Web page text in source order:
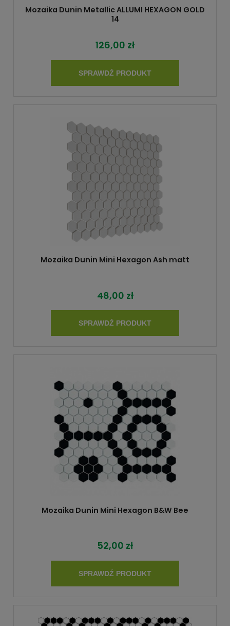
Mozaika Dunin Metallic ALLUMI HEXAGON GOLD
14
126,00 zł
SPRAWDŹ PRODUKT
Mozaika Dunin Mini Hexagon Ash matt
48,00 zł
SPRAWDŹ PRODUKT
Mozaika Dunin Mini Hexagon B&W Bee
52,00 zł
SPRAWDŹ PRODUKT